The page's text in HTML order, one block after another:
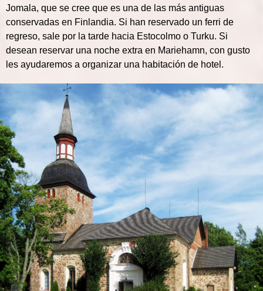
Jomala, que se cree que es una de las más antiguas
conservadas en Finlandia. Si han reservado un ferri de
regreso, sale por la tarde hacia Estocolmo o Turku. Si
desean reservar una noche extra en Mariehamn, con gusto
les ayudaremos a organizar una habitación de hotel.